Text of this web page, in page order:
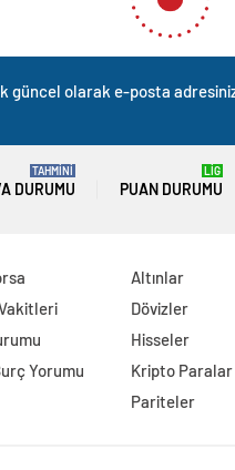
güncel olarak e-posta
DURUMU
TAHMİNİ
PUAN DURUMU
LİG
Yorumu
Altınlar
Dövizler
Hisseler
Kripto Paralar
Pariteler